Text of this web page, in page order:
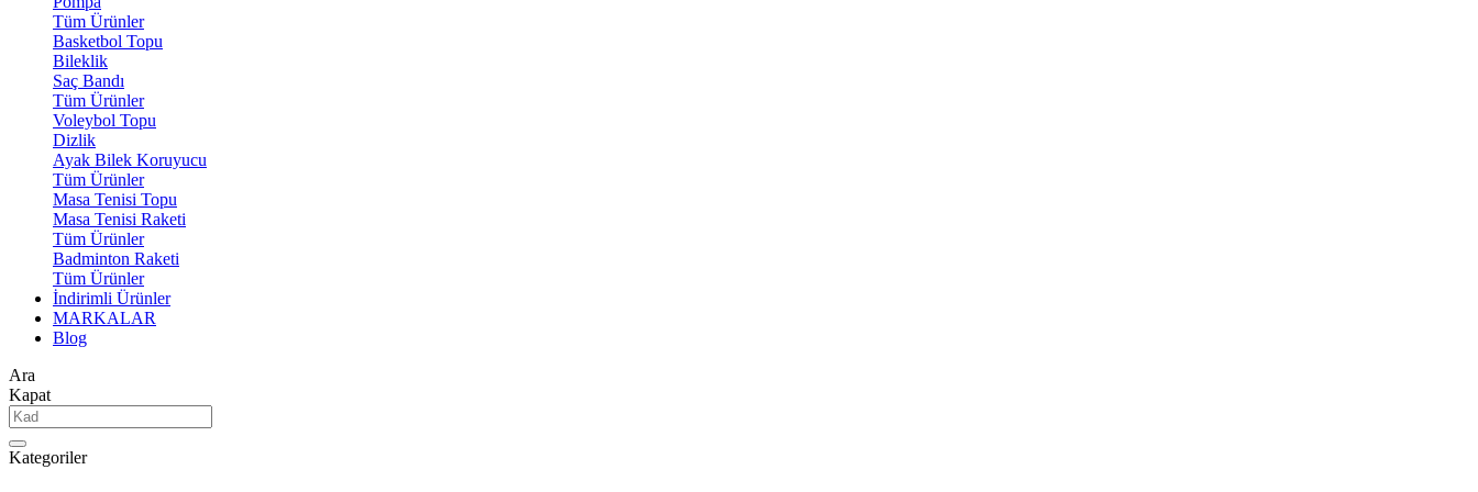
Tüm Ürünler
Basketbol Topu
Bileklik
Saç Bandı
Tüm Ürünler
Voleybol Topu
Dizlik
Ayak Bilek Koruyucu
Tüm Ürünler
Masa Tenisi Topu
Masa Tenisi Raketi
Tüm Ürünler
Badminton Raketi
Tüm Ürünler
İndirimli Ürünler
MARKALAR
Blog
Ara
Kapat
Kategoriler